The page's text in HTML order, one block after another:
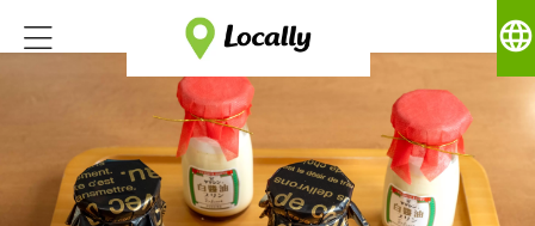
language